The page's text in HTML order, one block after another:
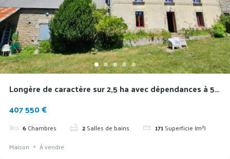
Longère de caractère sur 2,5 ha avec dépendances à 5
407 550 €
6Chambres 2Salles de bains 171Superficie (m²)
Maison
À vendre